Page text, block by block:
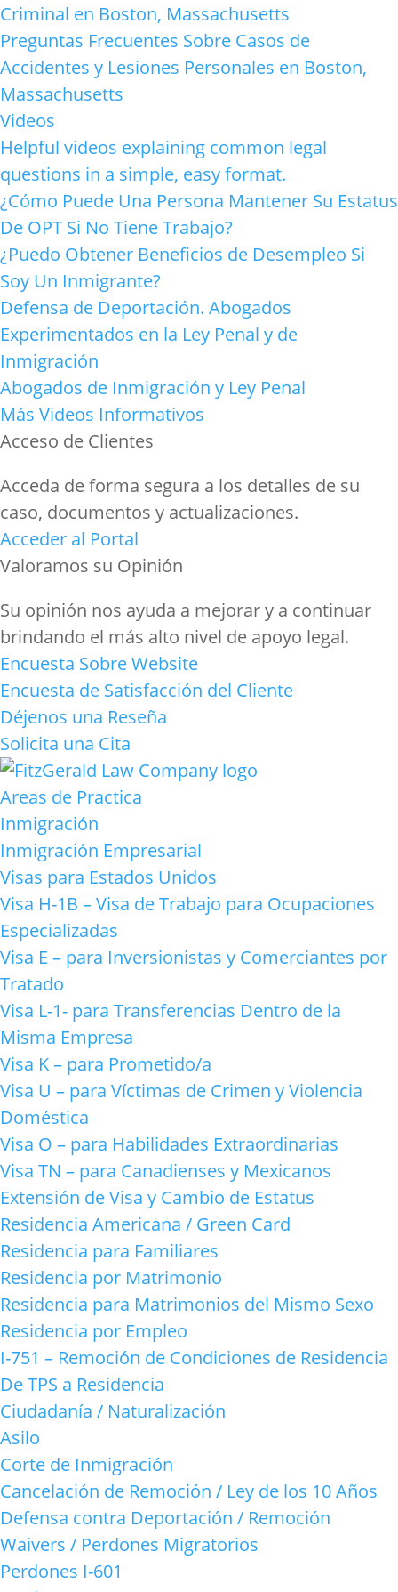
Criminal en Boston, Massachusetts
Preguntas Frecuentes Sobre Casos de
Accidentes y Lesiones Personales en Boston,
Massachusetts
Videos
Helpful videos explaining common legal
questions in a simple, easy format.
¿Cómo Puede Una Persona Mantener Su Estatus
De OPT Si No Tiene Trabajo?
¿Puedo Obtener Beneficios de Desempleo Si
Soy Un Inmigrante?
Defensa de Deportación. Abogados
Experimentados en la Ley Penal y de
Inmigración
Abogados de Inmigración y Ley Penal
Más Videos Informativos
Acceso de Clientes
Acceda de forma segura a los detalles de su
caso, documentos y actualizaciones.
Acceder al Portal
Valoramos su Opinión
Su opinión nos ayuda a mejorar y a continuar
brindando el más alto nivel de apoyo legal.
Encuesta Sobre Website
Encuesta de Satisfacción del Cliente
Déjenos una Reseña
Solicita una Cita
Areas de Practica
Inmigración
Inmigración Empresarial
Visas para Estados Unidos
Visa H-1B – Visa de Trabajo para Ocupaciones
Especializadas
Visa E – para Inversionistas y Comerciantes por
Tratado
Visa L-1- para Transferencias Dentro de la
Misma Empresa
Visa K – para Prometido/a
Visa U – para Víctimas de Crimen y Violencia
Doméstica
Visa O – para Habilidades Extraordinarias
Visa TN – para Canadienses y Mexicanos
Extensión de Visa y Cambio de Estatus
Residencia Americana / Green Card
Residencia para Familiares
Residencia por Matrimonio
Residencia para Matrimonios del Mismo Sexo
Residencia por Empleo
I-751 – Remoción de Condiciones de Residencia
De TPS a Residencia
Ciudadanía / Naturalización
Asilo
Corte de Inmigración
Cancelación de Remoción / Ley de los 10 Años
Defensa contra Deportación / Remoción
Waivers / Perdones Migratorios
Perdones I-601